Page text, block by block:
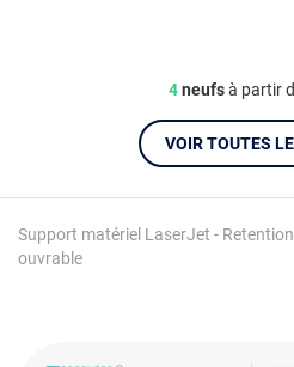
Support matériel LaserJet -
ouvrable
4neufsà partir
VOIR TOUTES